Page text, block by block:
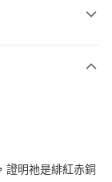
證明祂是緋紅赤銅